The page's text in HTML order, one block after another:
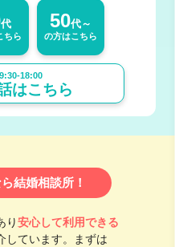
代
ちら
50代～
の方はこちら
18:00
はこちら
結婚相談所！
り安心して利用できる
しています。まずは